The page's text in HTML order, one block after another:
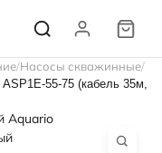
Насосы скважинные
55-75 (кабель 35м,